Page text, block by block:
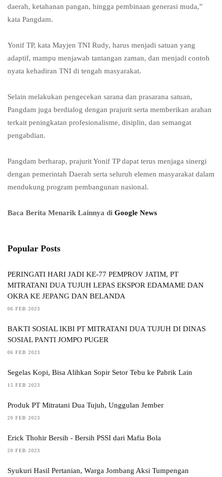
daerah, ketahanan pangan, hingga pembinaan generasi muda,”
kata Pangdam.
Yonif TP, kata Mayjen TNI Rudy, harus menjadi satuan yang
adaptif, mampu menjawab tantangan zaman, dan menjadi contoh
nyata kehadiran TNI di tengah masyarakat.
Selain melakukan pengecekan sarana dan prasarana satuan,
Pangdam juga berdialog dengan prajurit serta memberikan arahan
terkait peningkatan profesionalisme, disiplin, dan semangat
pengabdian.
Pangdam berharap, prajurit Yonif TP dapat terus menjaga sinergi
dengan pemerintah Daerah serta seluruh elemen masyarakat dalam
mendukung program pembangunan nasional.
Baca Berita Menarik Lainnya di Google News
Popular Posts
PERINGATI HARI JADI KE-77 PEMPROV JATIM, PT
MITRATANI DUA TUJUH LEPAS EKSPOR EDAMAME DAN
OKRA KE JEPANG DAN BELANDA
06 FEB 2023
BAKTI SOSIAL IKBI PT MITRATANI DUA TUJUH DI DINAS
SOSIAL PANTI JOMPO PUGER
06 FEB 2023
Segelas Kopi, Bisa Alihkan Sopir Setor Tebu ke Pabrik Lain
15 FEB 2023
Produk PT Mitratani Dua Tujuh, Unggulan Jember
20 FEB 2023
Erick Thohir Bersih - Bersih PSSI dari Mafia Bola
20 FEB 2023
Syukuri Hasil Pertanian, Warga Jombang Aksi Tumpengan